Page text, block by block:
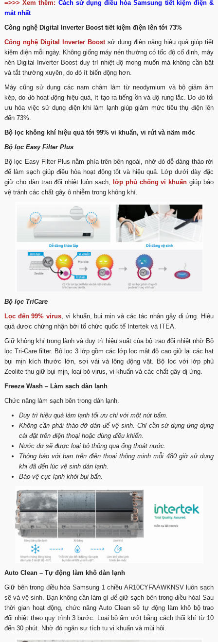
=>>> Xem thêm: Cách sử dụng điều hòa Samsung tiết kiệm điện &
mát nhất
Công nghệ Digital Inverter Boost tiết kiệm điện lên tới 73%
Công nghệ Digital Inverter Boostsử dụng điện năng hiệu quả giúp tiết
kiệm điện mỗi ngày. Không giống máy nén thường có tốc độ cố định, máy
nén Digital Inverter Boost duy trì nhiệt độ mong muốn mà không cần bật
và tắt thường xuyên, do đó ít biến động hơn.
Máy cũng sử dụng các nam châm làm từ neodymium và bộ giảm âm
kép, do đó hoạt động hiệu quả, ít tạo ra tiếng ồn và độ rung lắc. Do đó tối
ưu hóa việc sử dụng điện khi làm lạnh giúp giảm mức tiêu thụ điện lên
đến 73%.
Bộ lọc không khí hiệu quả tới 99% vi khuẩn, vi rút và nấm mốc
Bộ lọc Easy Filter Plus
Bộ lọc Easy Filter Plus nằm phía trên bên ngoài, nhờ đó dễ dàng tháo rời
để làm sạch giúp điều hòa hoạt động tốt và hiệu quả. Lớp dưới dày đặc
giữ cho dàn trao đổi nhiệt luôn sạch,
lớp phủ chống vi khuẩn giúp bảo
vệ tránh các chất gây ô nhiễm trong không khí.
Bộ lọc TriCare
Lọc đến 99% virus, vi khuẩn, bụi mịn và các tác nhân gây dị ứng. Hiệu
quả được chứng nhận bởi tổ chức quốc tế Intertek và ITEA.
Giữ không khí trong lành và duy trì hiệu suất của bộ trao đổi nhiệt nhờ Bộ
lọc Tri-Care filter. Bộ lọc 3 lớp gồm các lớp lọc mật độ cao giữ lại các hạt
bụi mịn kích thước lớn, sợi vải và lông động vật. Bộ lọc với lớp phủ
Zeolite thu giữ bụi mịn, loại bỏ virus, vi khuẩn và các chất gây dị ứng.
Freeze Wash – Làm sạch dàn lạnh
Chức năng làm sạch bên trong dàn lạnh.
Duy trì hiệu quả làm lạnh tối ưu chỉ với một nút bấm.
Không cần phải tháo dỡ dàn để vệ sinh. Chỉ cần sử dụng ứng dụng
cài đặt trên điện thoại hoặc dùng điều khiển.
Nước dơ sẽ được loại bỏ thông qua ống thoát nước.
Thông báo với bạn trên điện thoại thông minh mỗi 480 giờ sử dụng
khi đã đến lúc vệ sinh dàn lạnh.
Bảo vệ cục lạnh khỏi bụi bẩn.
Auto Clean – Tự động làm khô dàn lạnh
Giữ bên trong điều hòa Samsung 1 chiều AR10CYFAAWKNSV luôn sạch
sẽ và vệ sinh. Bạn không cần làm gì để giữ sạch bên trong điều hòa! Sau
thời gian hoạt động, chức năng Auto Clean sẽ tự động làm khô bộ trao
đổi nhiệt theo quy trình 3 bước. Loại bỏ ẩm ướt bằng cách thổi khí từ 10
đến 30 phút. Nhờ đó ngăn sự tích tụ vi khuẩn và mùi hôi.